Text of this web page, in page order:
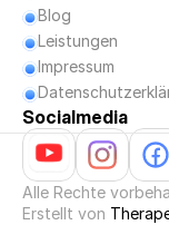
Blog
Blog
Leistungen
Impressum
Socialmedia
Alle Rechte
Erstellt von